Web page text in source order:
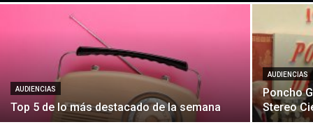
AUDIENCIAS
Top 5 de lo más destacado de la semana
AUDIENCIAS
Poncho
Stereo